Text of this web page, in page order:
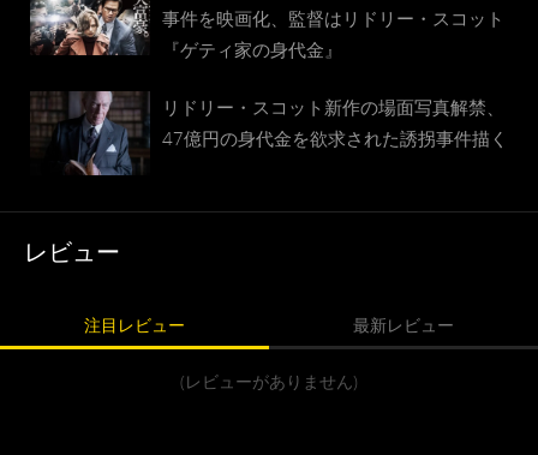
事件を映画化、監督はリドリー・スコット
『ゲティ家の身代金』
リドリー・スコット新作の場面写真解禁、
47億円の身代金を欲求された誘拐事件描く
レビュー
注目レビュー 最新レビュー
(レビューがありません)